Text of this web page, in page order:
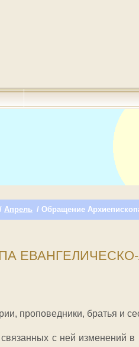
/ Апрель / Обращение
проповедники, братья и
с ней